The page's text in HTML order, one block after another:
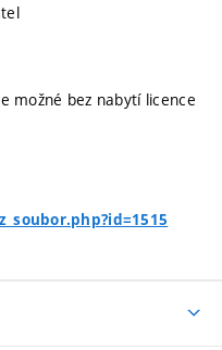
možné bez nabytí licence